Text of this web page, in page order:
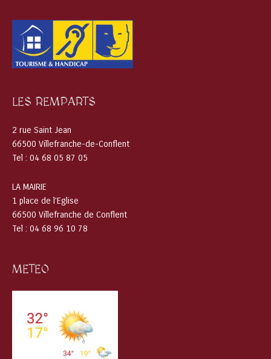
LES REMPARTS
2 rue Saint Jean
66500 Villefranche-de-Conflent
Tel : 04 68 05 87 05
LA MAIRIE
1 place de l’Eglise
66500 Villefranche de Conflent
Tel : 04 68 96 10 78
METEO